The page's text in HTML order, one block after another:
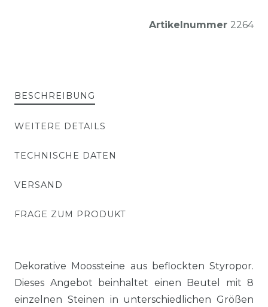
Artikelnummer 2264
BESCHREIBUNG
WEITERE DETAILS
TECHNISCHE DATEN
VERSAND
FRAGE ZUM PRODUKT
Dekorative Moossteine aus beflockten Styropor.
Dieses Angebot beinhaltet einen Beutel mit 8
einzelnen Steinen in unterschiedlichen Größen